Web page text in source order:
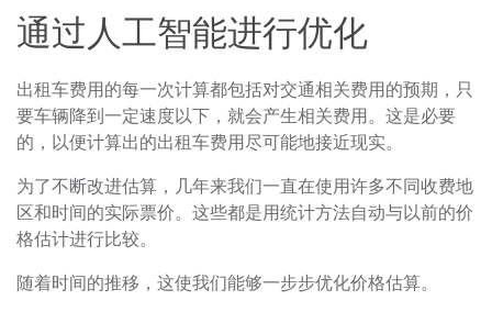
通过人工智能进行优化
出租车费用的每一次计算都包括对交通相关费用的预期，只
要车辆降到一定速度以下，就会产生相关费用。这是必要
的，以便计算出的出租车费用尽可能地接近现实。
为了不断改进估算，几年来我们一直在使用许多不同收费地
区和时间的实际票价。这些都是用统计方法自动与以前的价
格估计进行比较。
随着时间的推移，这使我们能够一步步优化价格估算。